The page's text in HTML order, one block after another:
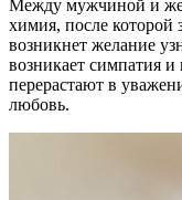
Между мужчиной и
химия, после которой
возникнет желание
возникает симпатия
перерастают в
любовь.